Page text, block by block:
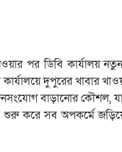
পর ডিবি কার্যালয়
দুপুরের খাবার
বাড়ানোর কৌশল,
করে সব অপকর্মে